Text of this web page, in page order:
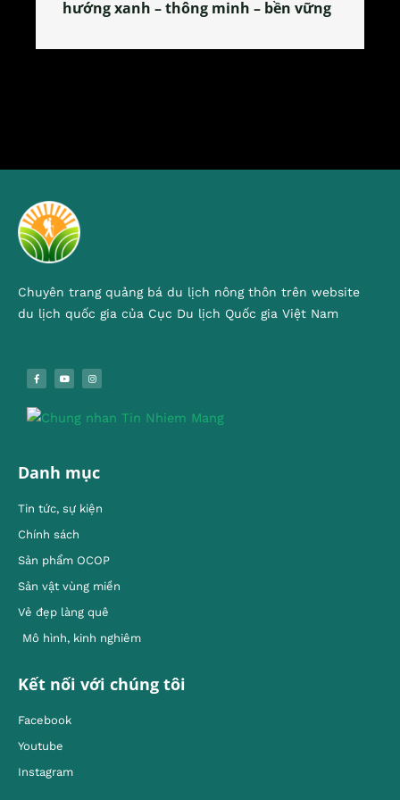
hướng xanh – thông minh – bền vững
Chuyên trang quảng bá du lịch nông thôn trên website
du lịch quốc gia của Cục Du lịch Quốc gia Việt Nam
Danh mục
Tin tức, sự kiện
Chính sách
Sản phẩm OCOP
Sản vật vùng miền
Vẻ đẹp làng quê
Mô hình, kinh nghiêm
Kết nối với chúng tôi
Facebook
Youtube
Instagram